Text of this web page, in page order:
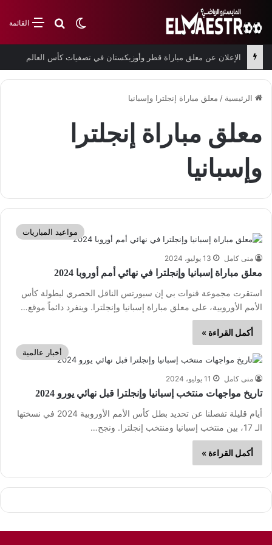
القائمةبحث عن
الوضع المظلم
الإعلان عن معلق مباراة قطر وأوزبكستان في تصفيات كأس العالم
الرئيسية / معلق مباراة إنجلترا وإسبانيا
معلق مباراة إنجلترا
وإسبانيا
مواعيد المباريات
منى كامل 13 يوليو، 2024
معلق مباراة إسبانيا وإنجلترا في نهائي أمم أوروبا 2024
استقرت مجموعة قنوات بي إن سبورتس الناقل الحصري لبطولة كأس
الأمم الأوروبية، على معلق مباراة إسبانيا وإنجلترا. وينفرد دائماً موقع…
أكمل القراءة »
أخبار عالمية
منى كامل 11 يوليو، 2024
تاريخ مواجهات منتخب إسبانيا وإنجلترا قبل نهائي يورو 2024
أيام قليلة تفصلنا عن تحديد بطل كأس الأمم الأوروبية 2024 في نسختها
الـ 17، بين منتخب إسبانيا ومنتخب إنجلترا. ونجح…
أكمل القراءة »